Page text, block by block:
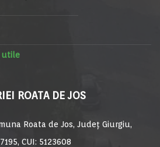
utile
ROATA DE JOS
Roata de Jos, Județ Giurgiu,
CUI: 5123608